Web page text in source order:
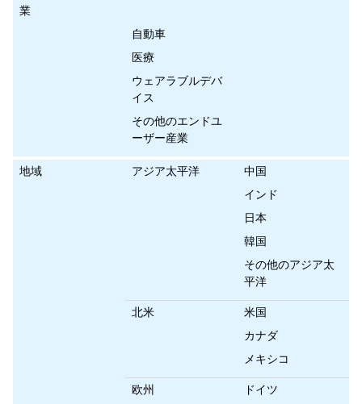
業
自動車
医療
ウェアラブルデバ
イス
その他のエンドユ
ーザー産業
地域 アジア太平洋
中国
インド
日本
韓国
その他のアジア太
平洋
北米
米国
カナダ
メキシコ
欧州
ドイツ